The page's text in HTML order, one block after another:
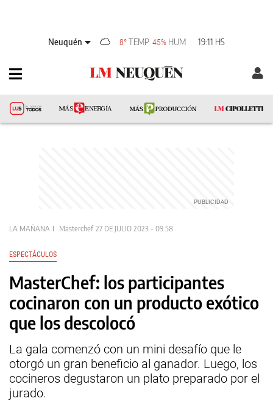
Neuquén 8° TEMP 45% HUM 19:11 HS
LA MAÑANA Masterchef 27 DE JULIO 2023 - 09:58
ESPECTÁCULOS
MasterChef: los participantes
cocinaron con un producto exótico
que los descolocó
La gala comenzó con un mini desafío que le
otorgó un gran beneficio al ganador. Luego, los
cocineros degustaron un plato preparado por el
jurado.